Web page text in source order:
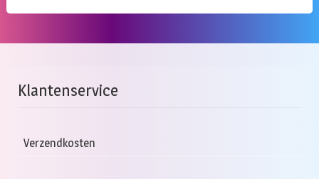
Klantenservice
Verzendkosten